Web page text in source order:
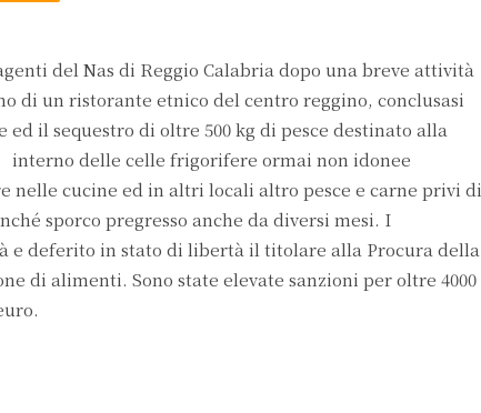
del Nas di Reggio Calabria dopo una breve attività
un ristorante etnico del centro reggino, conclusasi
il sequestro di oltre 500 kg di pesce destinato alla
delle celle frigorifere ormai non idonee
cucine ed in altri locali altro pesce e carne privi di
sporco pregresso anche da diversi mesi. I
deferito in stato di libertà il titolare alla Procura della
di alimenti. Sono state elevate sanzioni per oltre 4000